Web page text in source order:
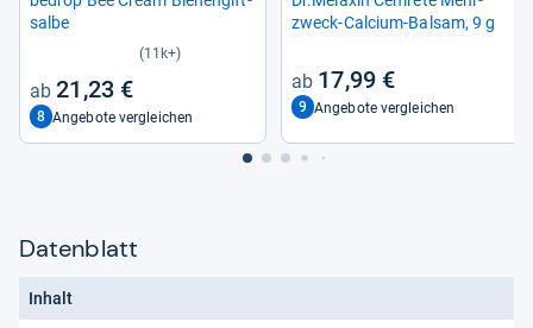
salbe
(11k+)
21,23 €
8 Angebote vergleichen
zweck-​Cal­cium-​Bal­sam, 9 g
17,99 €
9 Angebote vergleichen
Datenblatt
Inhalt